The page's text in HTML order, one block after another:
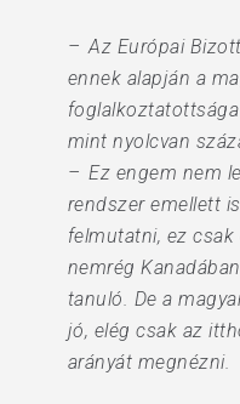
– Az Európai
ennek alapján a
mint nyolcvan
– Ez engem nem
rendszer emellett
felmutatni, ez csak
nemrég
tanuló. De a
jó, elég csak az
arányát megnézni.